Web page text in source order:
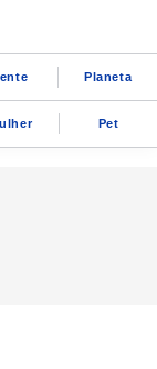
Planeta
Pet